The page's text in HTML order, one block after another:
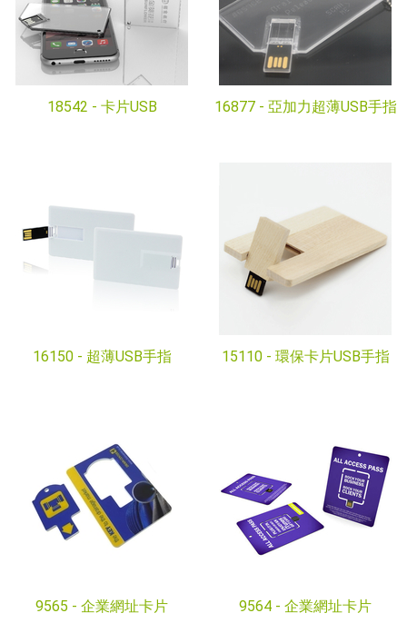
18542 - 卡片USB 16877 - 亞加力超薄USB手指
16150 - 超薄USB手指 15110 - 環保卡片USB手指
9565 - 企業網址卡片 9564 - 企業網址卡片